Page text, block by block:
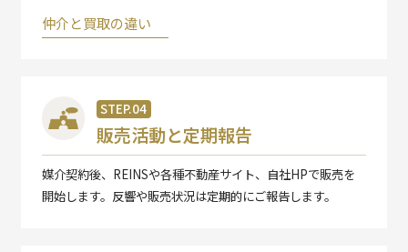
仲介と買取の違い
STEP.04
販売活動と定期報告
媒介契約後、REINSや各種不動産サイト、自社HPで販売を
開始します。反響や販売状況は定期的にご報告します。